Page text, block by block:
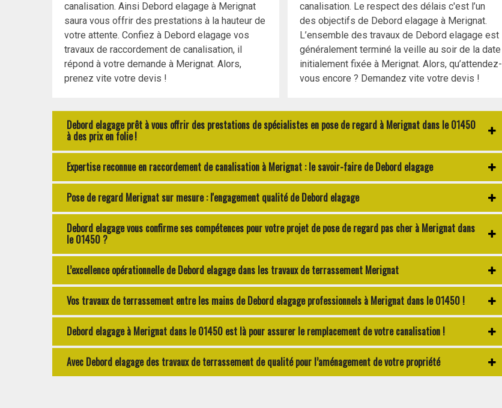
canalisation. Ainsi Debord elagage à Merignat
saura vous offrir des prestations à la hauteur de
votre attente. Confiez à Debord elagage vos
travaux de raccordement de canalisation, il
répond à votre demande à Merignat. Alors,
prenez vite votre devis !
canalisation. Le respect des délais c'est l’un
des objectifs de Debord elagage à Merignat.
L’ensemble des travaux de Debord elagage est
généralement terminé la veille au soir de la date
initialement fixée à Merignat. Alors, qu’attendez-
vous encore ? Demandez vite votre devis !
Debord elagage prêt à vous offrir des prestations de spécialistes en pose de regard à Merignat dans le 01450
à des prix en folie !
Expertise reconnue en raccordement de canalisation à Merignat : le savoir-faire de Debord elagage
Pose de regard Merignat sur mesure : l'engagement qualité de Debord elagage
Debord elagage vous confirme ses compétences pour votre projet de pose de regard pas cher à Merignat dans
le 01450 ?
L’excellence opérationnelle de Debord elagage dans les travaux de terrassement Merignat
Vos travaux de terrassement entre les mains de Debord elagage professionnels à Merignat dans le 01450 !
Debord elagage à Merignat dans le 01450 est là pour assurer le remplacement de votre canalisation !
Avec Debord elagage des travaux de terrassement de qualité pour l’aménagement de votre propriété